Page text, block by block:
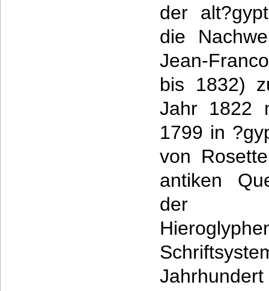
der
die
Jean-
bis 1832)
Jahr 1822
1799 in
von
antiken
der